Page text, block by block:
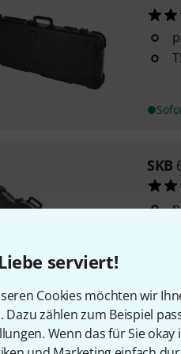
serviert!
Cookies möchten wir
Dazu zählen zum Beispiel
Wenn das für Sie
SKB
SKB